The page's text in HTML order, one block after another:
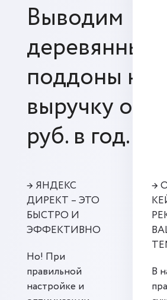
Выводим
деревянные
поддоны на
выручку от
руб. в год.
→ ЯНДЕКС
ДИРЕКТ – ЭТО
БЫСТРО И
ЭФФЕКТИВНО
Но! При
правильной
настройке и
→
В